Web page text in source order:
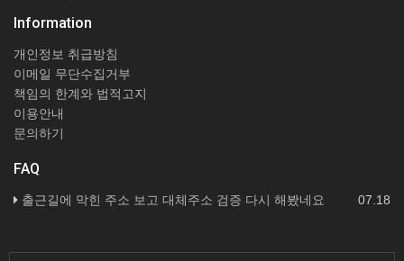
Information
개인정보 취급방침
이메일 무단수집거부
책임의 한계와 법적고지
이용안내
문의하기
FAQ
07.18
출근길에 막힌 주소 보고 대체주소 검증 다시 해봤네요